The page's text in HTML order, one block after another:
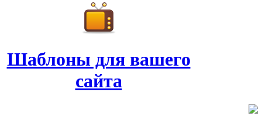
Шаблоны для вашего
сайта